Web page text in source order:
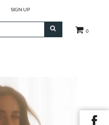
0
SIGN UP